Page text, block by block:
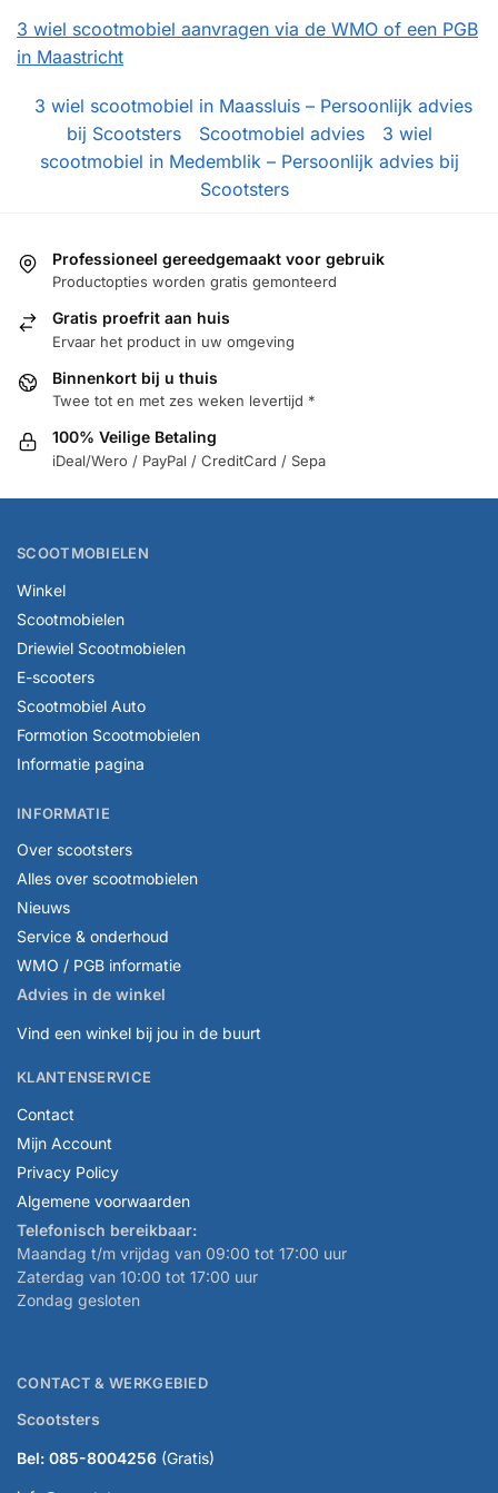
3 wiel scootmobiel aanvragen via de WMO of een PGB
in Maastricht
3 wiel scootmobiel in Maassluis – Persoonlijk advies
bij Scootsters
Scootmobiel advies
3 wiel
scootmobiel in Medemblik – Persoonlijk advies bij
Scootsters
Professioneel gereedgemaakt voor gebruik
Productopties worden gratis gemonteerd
Gratis proefrit aan huis
Ervaar het product in uw omgeving
Binnenkort bij u thuis
Twee tot en met zes weken levertijd *
100% Veilige Betaling
iDeal/Wero / PayPal / CreditCard / Sepa
SCOOTMOBIELEN
Winkel
Scootmobielen
Driewiel Scootmobielen
E-scooters
Scootmobiel Auto
Formotion Scootmobielen
Informatie pagina
INFORMATIE
Over scootsters
Alles over scootmobielen
Nieuws
Service & onderhoud
WMO / PGB informatie
Advies in de winkel
Vind een winkel bij jou in de buurt
KLANTENSERVICE
Contact
Mijn Account
Privacy Policy
Algemene voorwaarden
Telefonisch bereikbaar:
Maandag t/m vrijdag van 09:00 tot 17:00 uur
Zaterdag van 10:00 tot 17:00 uur
Zondag gesloten
CONTACT & WERKGEBIED
Scootsters
Bel: 085-8004256 (Gratis)